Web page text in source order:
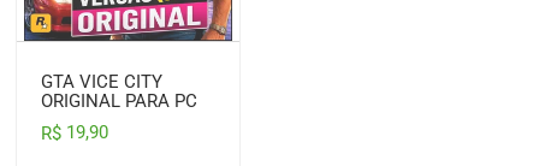
GTA VICE CITY
ORIGINAL PARA PC
R$ 19,90